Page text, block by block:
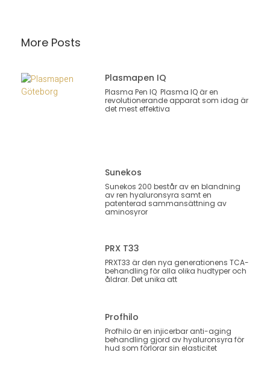
More Posts
Plasmapen IQ
Plasma Pen IQ Plasma IQ är en
revolutionerande apparat som idag är
det mest effektiva
Sunekos
Sunekos 200 består av en blandning
av ren hyaluronsyra samt en
patenterad sammansättning av
aminosyror
PRX T33
PRXT33 är den nya generationens TCA-
behandling för alla olika hudtyper och
åldrar. Det unika att
Profhilo
Profhilo är en injicerbar anti-aging
behandling gjord av hyaluronsyra för
hud som förlorar sin elasticitet